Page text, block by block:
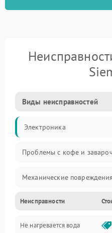
Виды неисправностей
Электроника
Проблемы с кофе и
Механические повреждения
Прочие неисправности
Включение и работа
Неисправности
Не нагревается вода